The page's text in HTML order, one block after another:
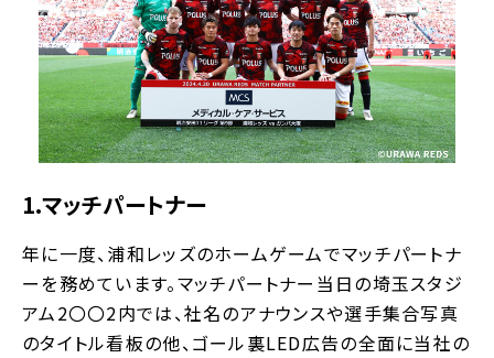
1.マッチパートナー
年に一度、浦和レッズのホームゲームでマッチパートナ
ーを務めています。マッチパートナー当日の埼玉スタジ
アム2〇〇2内では、社名のアナウンスや選手集合写真
のタイトル看板の他、ゴール裏LED広告の全面に当社の